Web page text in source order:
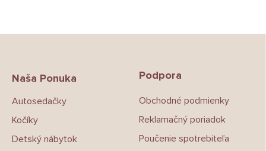
Naša Ponuka
Autosedačky
Kočíky
Detský nábytok
Podpora
Obchodné podmienky
Reklamačný poriadok
Poučenie spotrebiteľa